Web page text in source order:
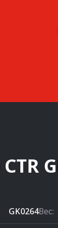
CTR
GK0264Вес: